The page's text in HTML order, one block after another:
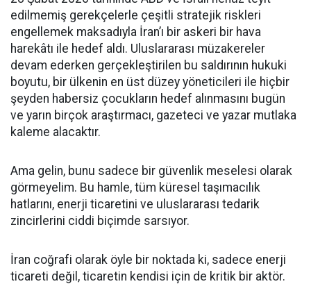
edilmemiş gerekçelerle çeşitli stratejik riskleri
engellemek maksadıyla İran’ı bir askeri bir hava
harekâtı ile hedef aldı. Uluslararası müzakereler
devam ederken gerçekleştirilen bu saldırının hukuki
boyutu, bir ülkenin en üst düzey yöneticileri ile hiçbir
şeyden habersiz çocukların hedef alınmasını bugün
ve yarın birçok araştırmacı, gazeteci ve yazar mutlaka
kaleme alacaktır.
Ama gelin, bunu sadece bir güvenlik meselesi olarak
görmeyelim. Bu hamle, tüm küresel taşımacılık
hatlarını, enerji ticaretini ve uluslararası tedarik
zincirlerini ciddi biçimde sarsıyor.
İran coğrafi olarak öyle bir noktada ki, sadece enerji
ticareti değil, ticaretin kendisi için de kritik bir aktör.